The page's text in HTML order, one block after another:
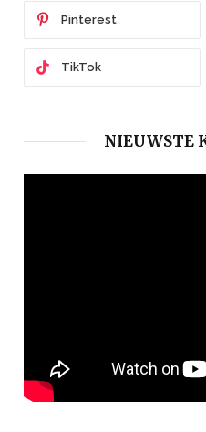
Pinterest
TikTok
NIEUWSTE